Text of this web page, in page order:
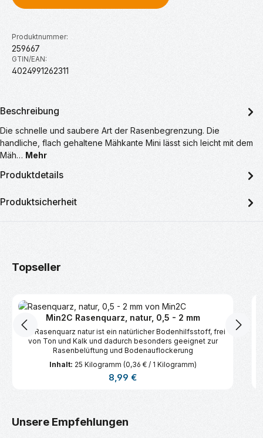
Produktnummer:
259667
GTIN/EAN:
4024991262311
Beschreibung
Die schnelle und saubere Art der Rasenbegrenzung. Die
handliche, flach gehaltene Mähkante Mini lässt sich leicht mit dem
Mäh… Mehr
Produktdetails
Produktsicherheit
Produktgalerie überspringen
Topseller
Min2C Rasenquarz, natur, 0,5 - 2 mm
Der Rasenquarz natur ist ein natürlicher Bodenhilfsstoff, frei
von Ton und Kalk und dadurch besonders geeignet zur
Rasenbelüftung und Bodenauflockerung
Inhalt: 25 Kilogramm (0,36 € / 1 Kilogramm)
Regulärer Preis:
8,99 €
Produktgalerie überspringen
Unsere Empfehlungen